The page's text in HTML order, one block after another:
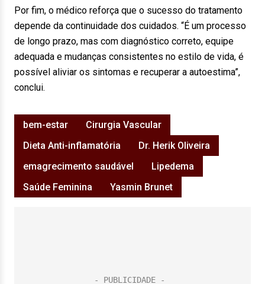
Por fim, o médico reforça que o sucesso do tratamento
depende da continuidade dos cuidados. “É um processo
de longo prazo, mas com diagnóstico correto, equipe
adequada e mudanças consistentes no estilo de vida, é
possível aliviar os sintomas e recuperar a autoestima”,
conclui.
bem-estar
Cirurgia Vascular
Dieta Anti-inflamatória
Dr. Herik Oliveira
emagrecimento saudável
Lipedema
Saúde Feminina
Yasmin Brunet